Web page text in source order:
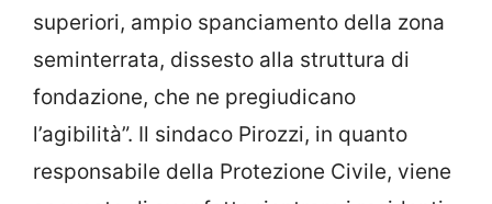
superiori, ampio spanciamento della zona
seminterrata, dissesto alla struttura di
fondazione, che ne pregiudicano
l’agibilità”. Il sindaco Pirozzi, in quanto
responsabile della Protezione Civile, viene